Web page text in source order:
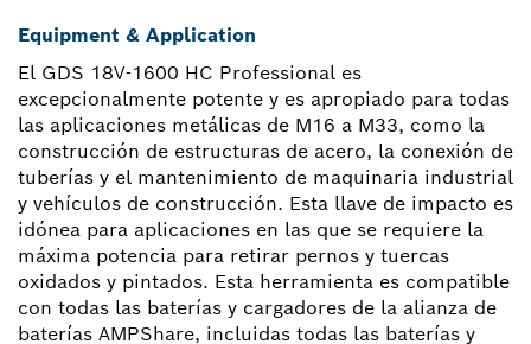
Equipment & Application
El GDS 18V-1600 HC Professional es
excepcionalmente potente y es apropiado para todas
las aplicaciones metálicas de M16 a M33, como la
construcción de estructuras de acero, la conexión de
tuberías y el mantenimiento de maquinaria industrial
y vehículos de construcción. Esta llave de impacto es
idónea para aplicaciones en las que se requiere la
máxima potencia para retirar pernos y tuercas
oxidados y pintados. Esta herramienta es compatible
con todas las baterías y cargadores de la alianza de
baterías AMPShare, incluidas todas las baterías y